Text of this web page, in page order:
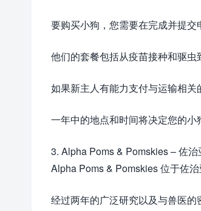
要购买小狗，您需要在完成并提交
他们的套餐包括从疫苗接种和驱虫
如果新主人有能力支付与运输相关
一年中的地点和时间将决定您的小
3. Alpha Poms & Pomskies – 佐治
Alpha Poms & Pomskies 位于佐
经过两年的广泛研究以及与兽医的